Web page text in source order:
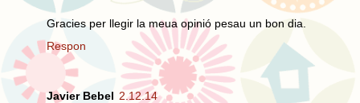
Gracies per llegir la meua opinió pesau un bon dia.
Respon
Javier Bebel 2.12.14